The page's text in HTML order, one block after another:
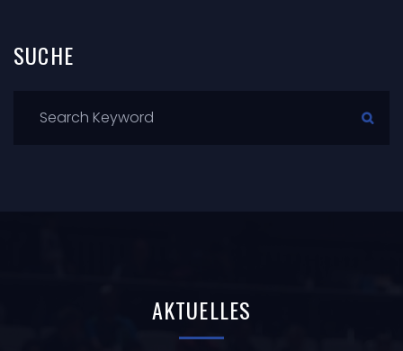
SUCHE
AKTUELLES